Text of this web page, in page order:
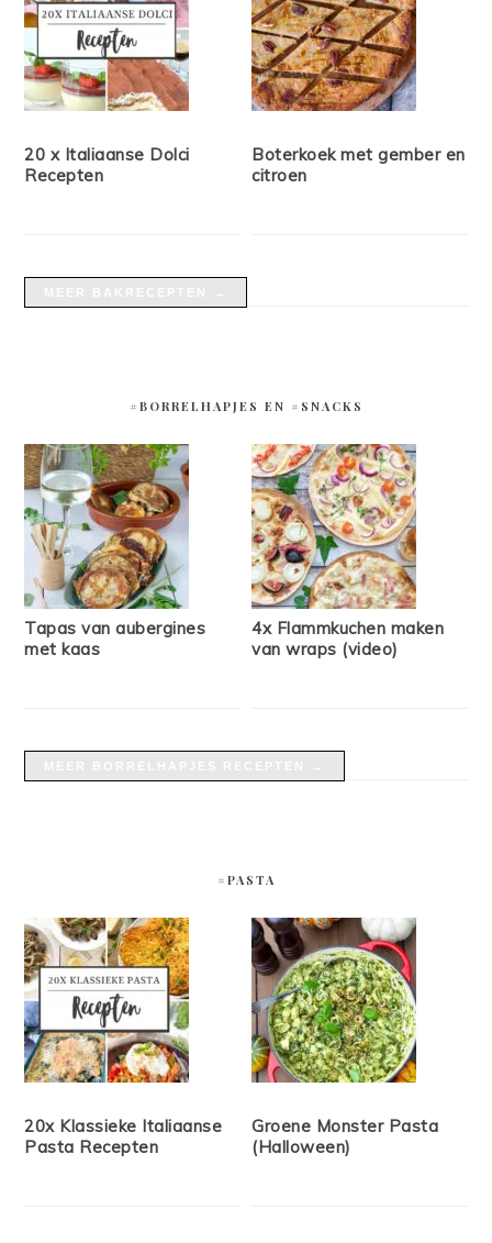
20 x Italiaanse Dolci
Recepten
Boterkoek met gember en
citroen
#BORRELHAPJES EN #SNACKS
Tapas van aubergines
met kaas
4x Flammkuchen maken
van wraps (video)
#PASTA
20x Klassieke Italiaanse
Pasta Recepten
Groene Monster Pasta
(Halloween)